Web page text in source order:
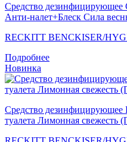
Средство дезинфицирующее
Анти-налет+Блеск Сила
RECKITT BENCKISER/
Подробнее
Новинка
Средство дезинфицирующее
туалета Лимонная свежесть